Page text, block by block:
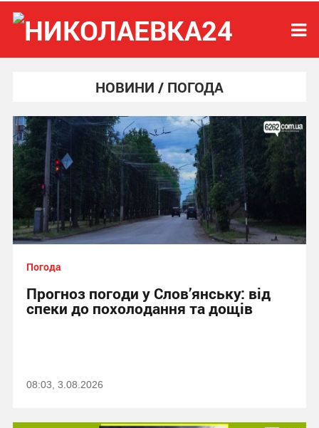
НОВИНИ / ПОГОДА
Погода
Прогноз погоди у Слов’янську: від
спеки до похолодання та дощів
08:03, 3.08.2026